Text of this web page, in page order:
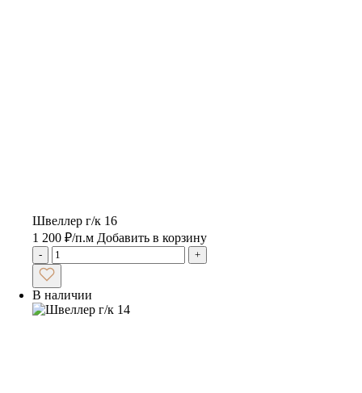
Швеллер г/к 16
1 200 ₽/п.м Добавить в корзину
- +
В наличии